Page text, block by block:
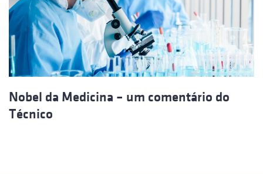
Nobel da Medicina – um comentário do
Técnico